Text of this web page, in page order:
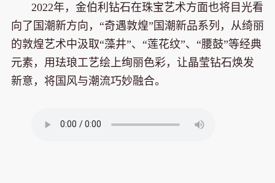
2022年，金伯利钻石在珠宝艺术方面也将目光看
向了国潮新方向，“奇遇敦煌”国潮新品系列，从绮丽
的敦煌艺术中汲取“藻井”、“莲花纹”、“腰鼓”等经典
元素，用珐琅工艺绘上绚丽色彩，让晶莹钻石焕发
新意，将国风与潮流巧妙融合。